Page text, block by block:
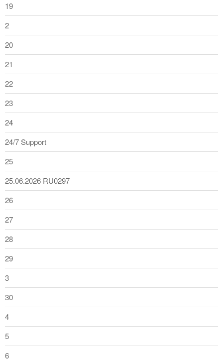
19
2
20
21
22
23
24
24/7 Support
25
25.06.2026 RU0297
26
27
28
29
3
30
4
5
6